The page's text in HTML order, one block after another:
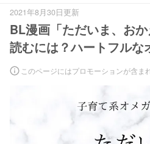
2021年8月30日更新
BL漫画「ただいま、お
読むには？ハートフルな
このページにはプロモーションが含ま